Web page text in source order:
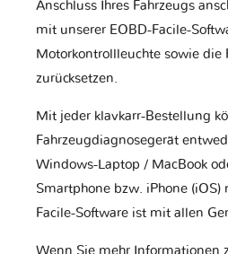
Anschluss Ihres Fahrzeugs
mit unserer EOBD-Facile-
Motorkontrollleuchte sowie die
zurücksetzen.
Mit jeder klavkarr-Bestellung
Fahrzeugdiagnosegerät
Windows-Laptop / MacBook
Smartphone bzw. iPhone (iOS)
Facile-Software ist mit allen
Wenn Sie mehr Informationen